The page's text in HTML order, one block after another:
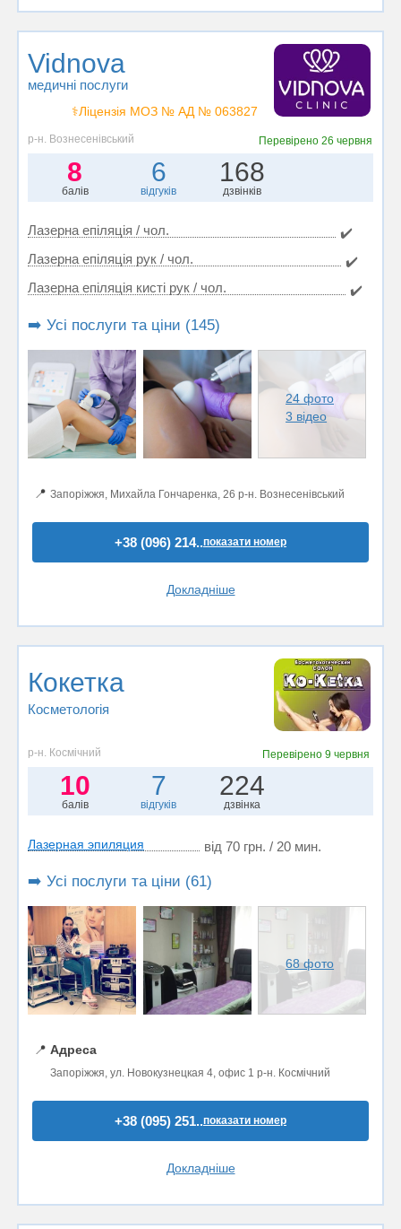
Vidnova
медичні послуги
⚕️Ліцензія МОЗ № АД № 063827
р-н. Вознесенівський Перевірено26 червня
8
балів
6
відгуків
168
дзвінків
Лазерна епіляція / чол.
✔️
Лазерна епіляція рук / чол.
✔️
Лазерна епіляція кисті рук / чол.
✔️
➡️ Усі послуги та ціни (145)
24 фото
3 відео
📍 Запоріжжя, Михайла Гончаренка, 26 р-н. Вознесенівський
+38 (096) 214..показати номер
Докладніше
Кокетка
Косметологія
р-н. Космічний Перевірено 9 червня
10
балів
7
відгуків
224
дзвінка
Лазерная эпиляция від 70 грн. / 20 мин.
➡️ Усі послуги та ціни (61)
68 фото
📍 Адреса
Запоріжжя, ул. Новокузнецкая 4, офис 1 р-н. Космічний
+38 (095) 251..показати номер
Докладніше